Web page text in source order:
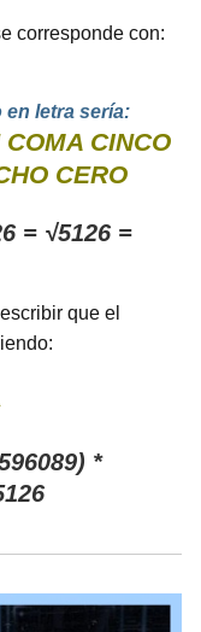
corresponde con:
letra sería:
CINCO
CERO
= √5126 =
que el
*